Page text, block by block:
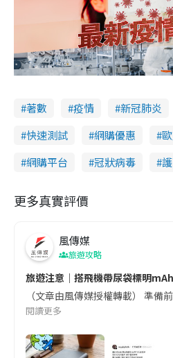
著數 疫情 新冠肺炎
快速測試
網購優惠
網購平台
冠狀病毒
更多真實評價
風傳媒
旅遊攻略
旅遊注意｜搭飛機帶尿袋標明
（文章由風傳媒授權轉載） 準
閱讀更多